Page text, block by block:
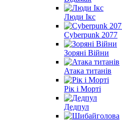
Люди Ікс
Cyberpunk 2077
Зоряні Війни
Атака титанів
Рік і Морті
Дедпул